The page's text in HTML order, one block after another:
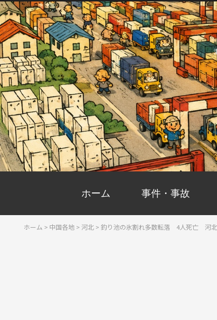
ホーム 事件・事故
ホーム > 中国各地 >河北 >釣り池の氷割れ多数転落 4人死亡 河